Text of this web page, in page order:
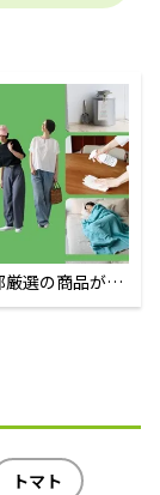
選の商品が買
トマト